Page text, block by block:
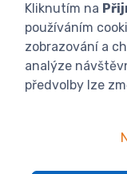
Doprava a platba
GDPR
Obchodní
Kliknutím na
používáním
zobrazování a
analýze
předvolby lze